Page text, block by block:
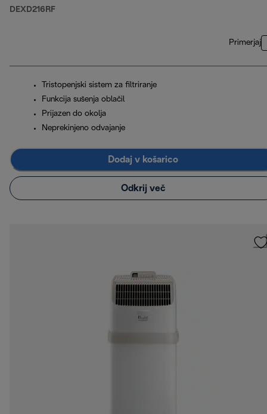
DEXD216RF
Primerjaj
Tristopenjski sistem za filtriranje
Funkcija sušenja oblačil
Prijazen do okolja
Neprekinjeno odvajanje
Dodaj v košarico
Odkrij več